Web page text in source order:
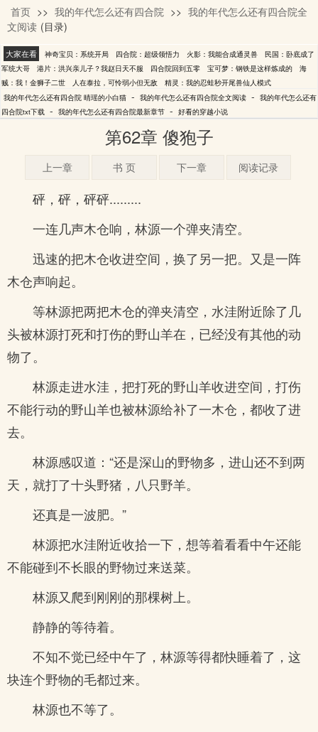
晴瑶的小白猫
首页 >> 我的年代怎么还有四合院 >> 我的年代怎么还有四合院全
文阅读 (目录)
大家在看 神奇宝贝：系统开局 四合院：超级领悟力 火影：我能合成通灵兽
民国：卧底成了
军统大哥
港片：洪兴亲儿子？我赵日天不服 四合院回到五零 宝可梦：钢铁是这样炼成的
海
贼：我！金狮子二世
人在泰拉，可怜弱小但无敌
精灵：我的忍蛙秒开尾兽仙人模式
我的年代怎么还有四合院 晴瑶的小白猫 - 我的年代怎么还有四合院全文阅读 - 我的年代怎么还有
四合院txt下载 - 我的年代怎么还有四合院最新章节 - 好看的穿越小说
第62章 傻狍子
上一章 书 页 下一章 阅读记录
砰，砰，砰砰.........
一连几声木仓响，林源一个弹夹清空。
迅速的把木仓收进空间，换了另一把。又是一阵
木仓声响起。
等林源把两把木仓的弹夹清空，水洼附近除了几
头被林源打死和打伤的野山羊在，已经没有其他的动
物了。
林源走进水洼，把打死的野山羊收进空间，打伤
不能行动的野山羊也被林源给补了一木仓，都收了进
去。
林源感叹道：“还是深山的野物多，进山还不到两
天，就打了十头野猪，八只野羊。
还真是一波肥。”
林源把水洼附近收拾一下，想等着看看中午还能
不能碰到不长眼的野物过来送菜。
林源又爬到刚刚的那棵树上。
静静的等待着。
不知不觉已经中午了，林源等得都快睡着了，这
块连个野物的毛都过来。
林源也不等了。